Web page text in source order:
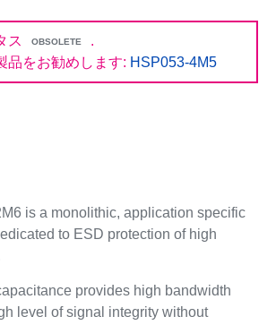
ス OBSOLETE
.
品をお勧めします: HSP053-4M5
is a monolithic, application specific
to ESD protection of high
provides high bandwidth
level of signal integrity without